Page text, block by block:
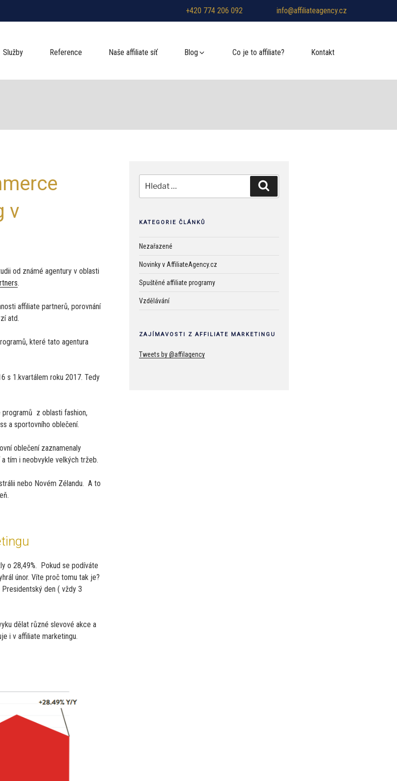
+420 774 206 092 info@affiliateagency.cz
Služby Reference Naše affiliate síť Blog Co je to affiliate? Kontakt
v
od známé agentury v oblasti
.
affiliate partnerů, porovnání
atd.
které tato agentura
s 1.kvartálem roku 2017. Tedy
z oblasti fashion,
a sportovního oblečení.
oblečení zaznamenaly
tím i neobvykle velkých tržeb.
nebo Novém Zélandu. A to
o 28,49%. Pokud se podíváte
únor. Víte proč tomu tak je?
den ( vždy 3
dělat různé slevové akce a
i v affiliate marketingu.
KATEGORIE ČLÁNKŮ
Nezařazené
Novinky v AffiliateAgency.cz
Spuštěné affiliate programy
Vzdělávání
ZAJÍMAVOSTI Z AFFILIATE MARKETINGU
Tweets by @affilagency